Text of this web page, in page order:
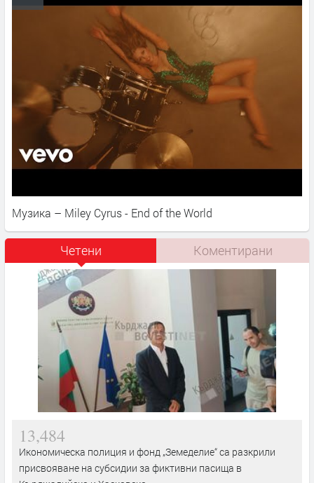
Музика – Miley Cyrus - End of the World
Четени Коментирани
13,484
Икономическа полиция и фонд „Земеделие“ са разкрили
присвояване на субсидии за фиктивни пасища в